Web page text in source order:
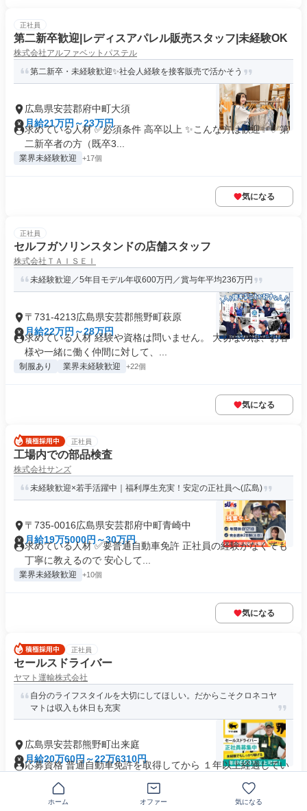
正社員
第二新卒歓迎|レディスアパレル販売スタッフ|未経験OK
株式会社アルファベットパステル
第二新卒・未経験歓迎✨社会人経験を接客販売で活かそう
広島県安芸郡府中町大須
月給21万円～23万円
求めている人材 ✅必須条件 高卒以上 ✨こんな方は歓迎✨ ✅第
二新卒者の方（既卒3...
業界未経験歓迎 +17個
気になる
正社員
セルフガソリンスタンドの店舗スタッフ
株式会社ＴＡＩＳＥＩ
未経験歓迎／5年目モデル年収600万円／賞与年平均236万円
〒731-4213広島県安芸郡熊野町萩原
月給22万円～28万円
求めている人材 経験や資格は問いません。 大切なのは、お客
様や一緒に働く仲間に対して、...
制服あり 業界未経験歓迎 +22個
気になる
正社員
工場内での部品検査
株式会社サンズ
未経験歓迎×若手活躍中｜福利厚生充実！安定の正社員へ(広島)
〒735-0016広島県安芸郡府中町青崎中
月給19万5000円～30万円
求めている人材 ✅要普通自動車免許 正社員の経験がなくても
丁寧に教えるので 安心して...
業界未経験歓迎 +10個
気になる
正社員
セールスドライバー
ヤマト運輸株式会社
自分のライフスタイルを大切にしてほしい。だからこそクロネコヤ
マトは収入も休日も充実
広島県安芸郡熊野町出来庭
月給20万60円～22万6310円
応募資格 普通自動車免許を取得してから １年以上経過してい
未経験者歓迎
ホーム オファー 気になる